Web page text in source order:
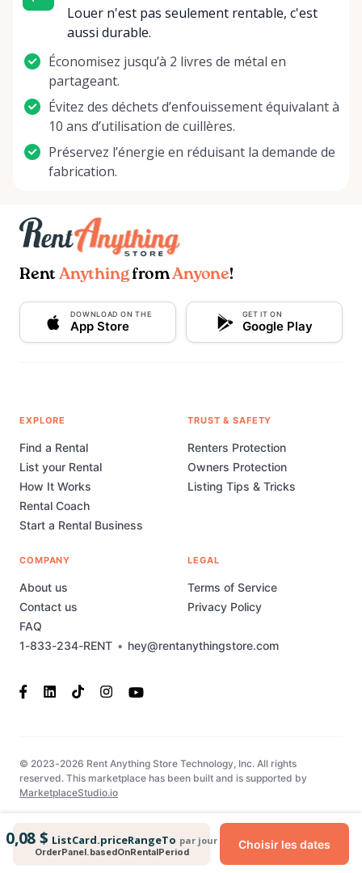
0,08 $ ListCard.priceRangeTo par jour
OrderPanel.basedOnRentalPeriod
Choisir les dates
Louer n'est pas seulement rentable, c'est
aussi durable.
Économisez jusqu’à 2 livres de métal en
partageant.
Évitez des déchets d’enfouissement équivalant à
10 ans d’utilisation de cuillères.
Préservez l’énergie en réduisant la demande de
fabrication.
Rent AnythingfromAnyone!
DOWNLOAD ON THE
App Store
GET IT ON
Google Play
1-833-234-RENT • hey@rentanythingstore.com
EXPLORE
Find a Rental
List your Rental
How It Works
Rental Coach
Start a Rental Business
TRUST & SAFETY
Renters Protection
Owners Protection
Listing Tips & Tricks
COMPANY
About us
Contact us
FAQ
LEGAL
Terms of Service
Privacy Policy
© 2023-2026 Rent Anything Store Technology, Inc. All rights
reserved. This marketplace has been built and is supported by
MarketplaceStudio.io